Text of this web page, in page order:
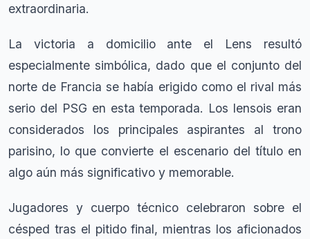
extraordinaria.
La victoria a domicilio ante el Lens resultó
especialmente simbólica, dado que el conjunto del
norte de Francia se había erigido como el rival más
serio del PSG en esta temporada. Los lensois eran
considerados los principales aspirantes al trono
parisino, lo que convierte el escenario del título en
algo aún más significativo y memorable.
Jugadores y cuerpo técnico celebraron sobre el
césped tras el pitido final, mientras los aficionados